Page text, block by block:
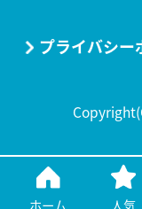
ホーム 人気
プライバシー